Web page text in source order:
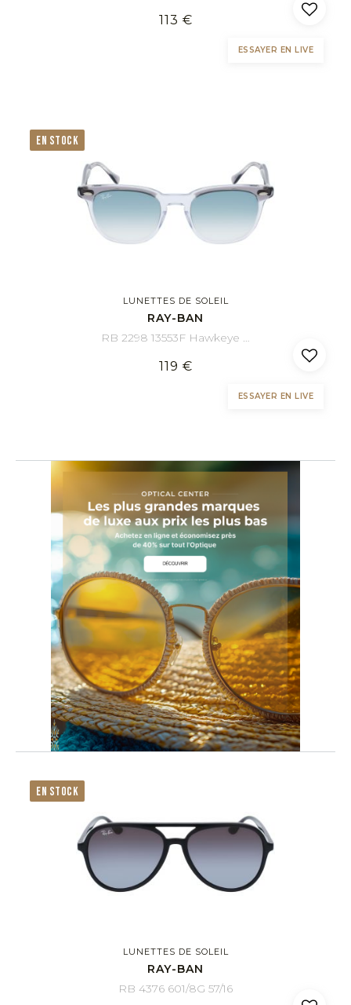
113 €
ESSAYER EN LIVE
EN STOCK
LUNETTES DE SOLEIL
RAY-BAN
RB 2298 13553F Hawkeye 52/21
119 €
ESSAYER EN LIVE
EN STOCK
LUNETTES DE SOLEIL
RAY-BAN
RB 4376 601/8G 57/16